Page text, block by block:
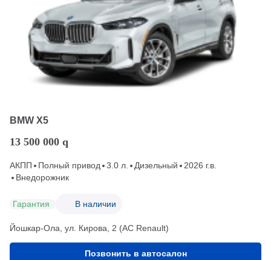
BMW X5
13 500 000 q
АКПП Полный привод 3.0 л. Дизельный
2026 г.в.
Внедорожник
Гарантия В наличии
Йошкар-Ола, ул. Кирова, 2 (АС Renault)
Позвонить в автосалон